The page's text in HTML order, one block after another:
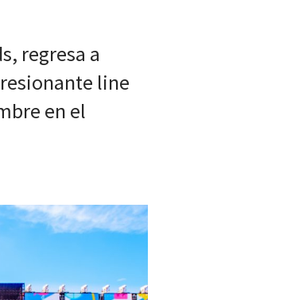
regresa a
line
en el